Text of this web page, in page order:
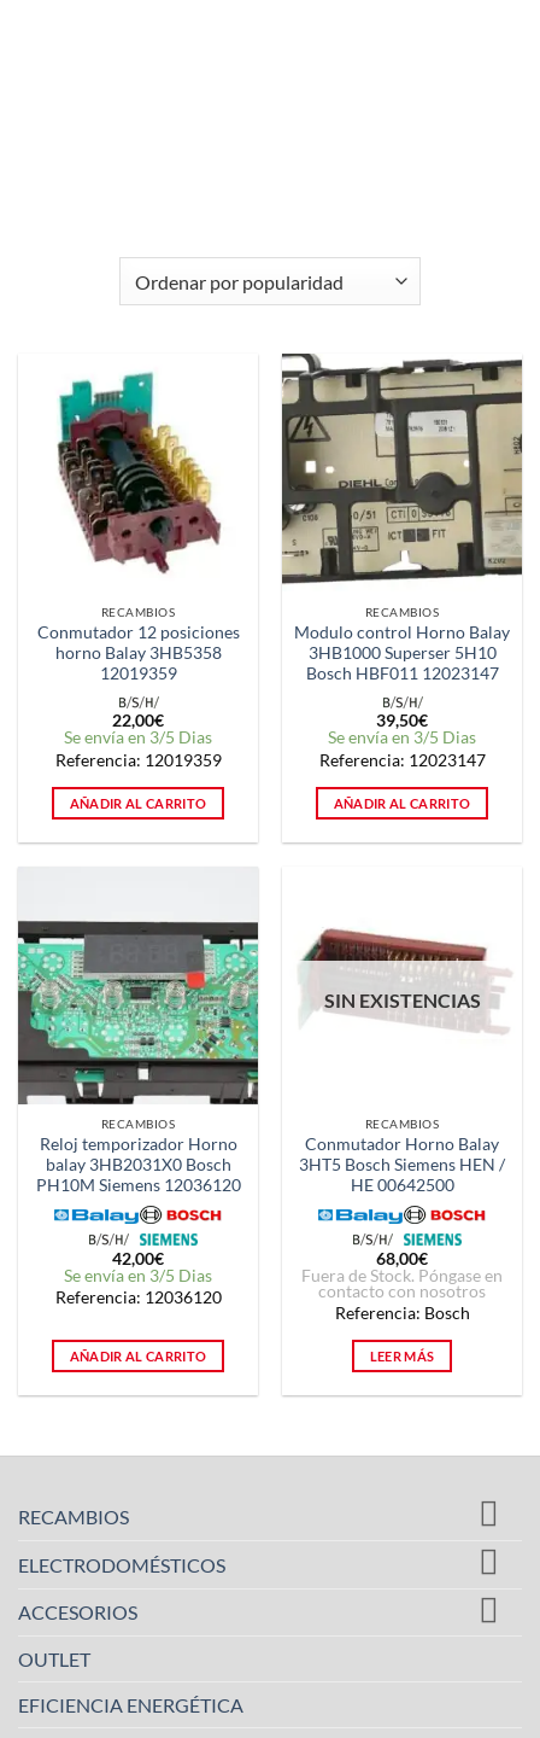
RECAMBIOS
Conmutador 12 posiciones
horno Balay 3HB5358
12019359
22,00€
Se envía en 3/5 Dias
Referencia: 12019359
AÑADIR AL CARRITO
RECAMBIOS
Modulo control Horno Balay
3HB1000 Superser 5H10
Bosch HBF011 12023147
39,50€
Se envía en 3/5 Dias
Referencia: 12023147
AÑADIR AL CARRITO
RECAMBIOS
Reloj temporizador Horno
balay 3HB2031X0 Bosch
PH10M Siemens 12036120
42,00€
Se envía en 3/5 Dias
Referencia: 12036120
AÑADIR AL CARRITO
SIN EXISTENCIAS
RECAMBIOS
Conmutador Horno Balay
3HT5 Bosch Siemens HEN /
HE 00642500
68,00€
Fuera de Stock. Póngase en
contacto con nosotros
Referencia: Bosch
LEER MÁS
RECAMBIOS
ELECTRODOMÉSTICOS
ACCESORIOS
OUTLET
EFICIENCIA ENERGÉTICA